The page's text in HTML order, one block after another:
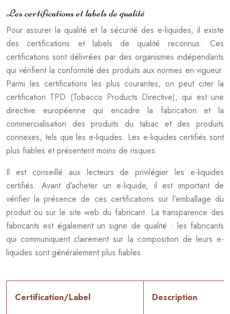
Les certifications et labels de qualité
Pour assurer la qualité et la sécurité des e-liquides, il existe
des certifications et labels de qualité reconnus. Ces
certifications sont délivrées par des organismes indépendants
qui vérifient la conformité des produits aux normes en vigueur.
Parmi les certifications les plus courantes, on peut citer la
certification TPD (Tobacco Products Directive), qui est une
directive européenne qui encadre la fabrication et la
commercialisation des produits du tabac et des produits
connexes, tels que les e-liquides. Les e-liquides certifiés sont
plus fiables et présentent moins de risques.
Il est conseillé aux lecteurs de privilégier les e-liquides
certifiés. Avant d’acheter un e-liquide, il est important de
vérifier la présence de ces certifications sur l’emballage du
produit ou sur le site web du fabricant. La transparence des
fabricants est également un signe de qualité : les fabricants
qui communiquent clairement sur la composition de leurs e-
liquides sont généralement plus fiables.
Certification/Label Description